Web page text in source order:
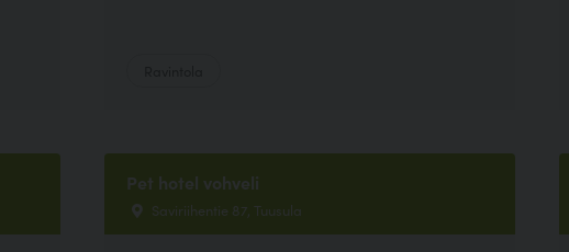
Pet hotel vohveli
Saviriihentie 87, Tuusula